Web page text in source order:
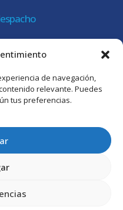
de navegación,
relevante. Puedes
tus preferencias.
hrs.